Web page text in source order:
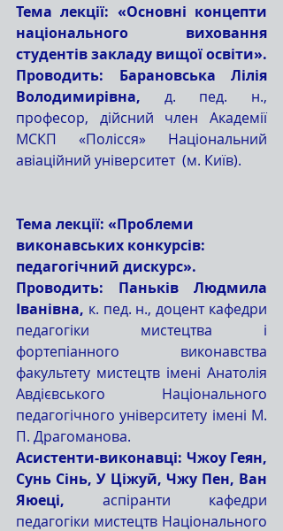
Тема лекції: «Основні концепти
національного виховання
студентів закладу вищої освіти».
Проводить: Барановська Лілія
Володимирівна, д. пед. н.,
професор, дійсний член Академії
МСКП «Полісся» Національний
авіаційний університет  (м. Київ).
Тема лекції: «Проблеми
виконавських конкурсів:
педагогічний дискурс».
Проводить: Паньків Людмила
Іванівна, к. пед. н., доцент кафедри
педагогіки мистецтва і
фортепіанного виконавства
факультету мистецтв імені Анатолія
Авдієвського Національного
педагогічного університету імені М.
П. Драгоманова.
Асистенти-виконавці: Чжоу Геян,
Сунь Сінь, У Ціжуй, Чжу Пен, Ван
Яюеці, аспіранти кафедри
педагогіки мистецтв Національного